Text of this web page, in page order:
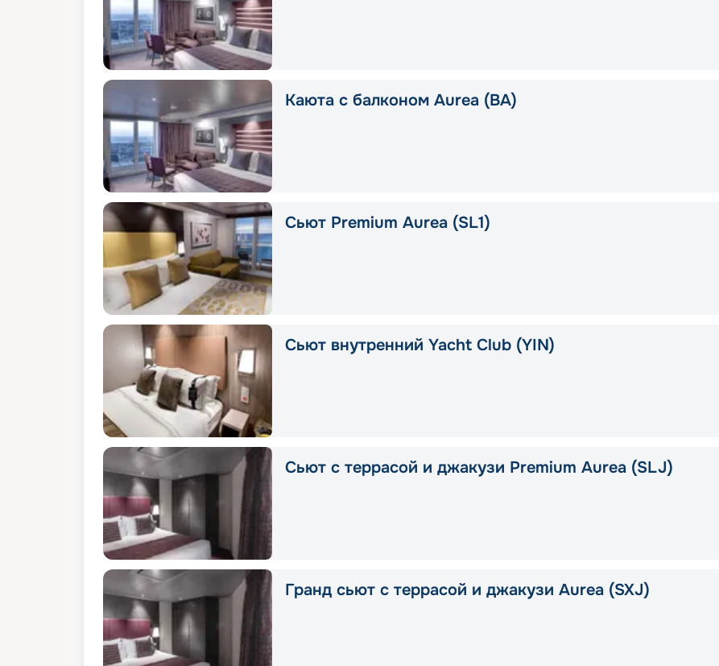
Каюта с балконом Aurea (BA)
Сьют Premium Aurea (SL1)
Сьют внутренний Yacht Club (YIN)
Сьют с террасой и джакузи Premium Aurea (SLJ)
Гранд сьют с террасой и джакузи Aurea (SXJ)